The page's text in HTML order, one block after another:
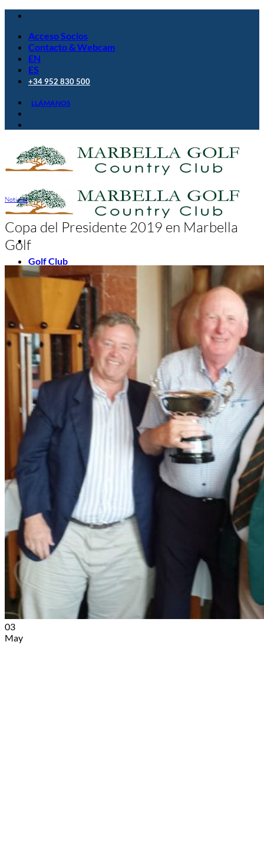
Saltar
contenidoAcceso Socios
Contacto & Webcam
EN
ES
+34 952 830 500
LLÁMANOS
Golf Club
El Campo
Instalaciones
Clases de Golf
Quienes Somos
Membresías
Restaurante
Eventos
Organiza tu evento
Calendario de eventos
Noticias
Últimas noticias
Newsletters
RESERVA ONLINE
Noticias
Copa del Presidente 2019 en Marbella
Golf
03
May